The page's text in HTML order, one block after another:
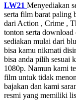
LW21 Menyediakan
serta film barat paling
dari Action , Crime ,
tonton serta
sediakan mulai dari
bisa kamu nikmati
bisa anda pilih sesuai
1080p. Namun kami
film untuk tidak
bajakan dan kami
resmi yang memiliki